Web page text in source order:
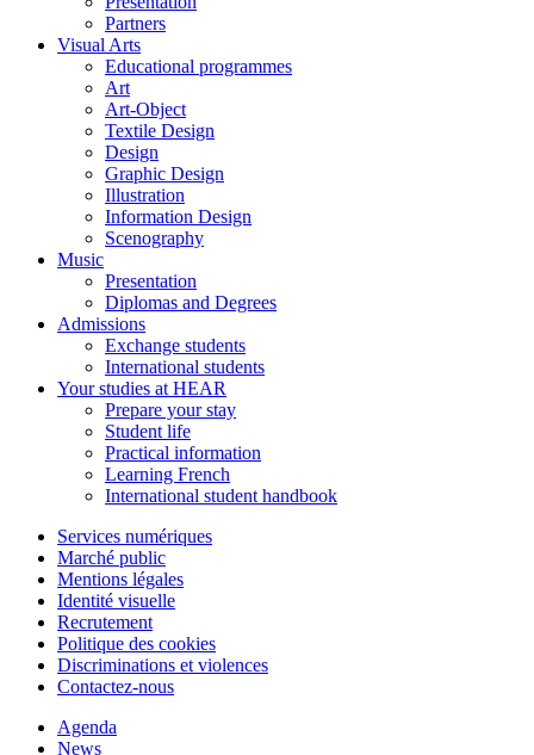
Partners
Visual Arts
Educational programmes
Art
Art-Object
Textile Design
Design
Graphic Design
Illustration
Information Design
Scenography
Music
Presentation
Diplomas and Degrees
Admissions
Exchange students
International students
Your studies at HEAR
Prepare your stay
Student life
Practical information
Learning French
International student handbook
Services numériques
Marché public
Mentions légales
Identité visuelle
Recrutement
Politique des cookies
Discriminations et violences
Contactez-nous
Agenda
News